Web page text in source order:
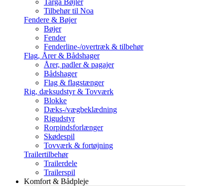
Targa Bøjler
Tilbehør til Noa
Fendere & Bøjer
Bøjer
Fender
Fenderline-/overtræk & tilbehør
Flag, Årer & Bådshager
Årer, padler & pagajer
Bådshager
Flag & flagstænger
Rig, dæksudstyr & Tovværk
Blokke
Dæks-/vægbeklædning
Rigudstyr
Rorpindsforlænger
Skødespil
Tovværk & fortøjning
Trailertilbehør
Trailerdele
Trailerspil
Komfort & Bådpleje